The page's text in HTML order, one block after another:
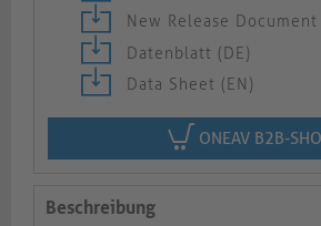
New Release Document
Datenblatt (DE)
Data Sheet (EN)
ONEAV B2B-
Beschreibung